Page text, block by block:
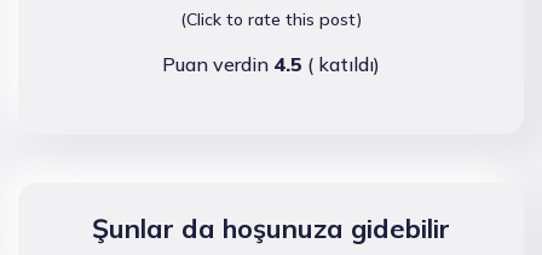
(Click to rate this post)
Puan verdin 4.5 ( katıldı)
Şunlar da hoşunuza gidebilir